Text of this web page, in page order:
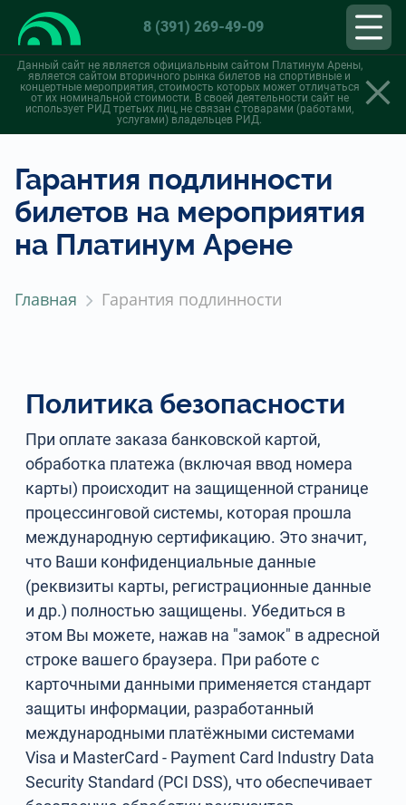
8 (391) 269-49-09
Данный сайт не является официальным сайтом Платинум Арены,
является сайтом вторичного рынка билетов на спортивные и
концертные мероприятия, стоимость которых может отличаться
от их номинальной стоимости. В своей деятельности сайт не
использует РИД третьих лиц, не связан с товарами (работами,
услугами) владельцев РИД.
Гарантия подлинности
билетов на мероприятия
на Платинум Арене
Главная Гарантия подлинности
Политика безопасности
При оплате заказа банковской картой,
обработка платежа (включая ввод номера
карты) происходит на защищенной странице
процессинговой системы, которая прошла
международную сертификацию. Это значит,
что Ваши конфиденциальные данные
(реквизиты карты, регистрационные данные
и др.) полностью защищены. Убедиться в
этом Вы можете, нажав на "замок" в адресной
строке вашего браузера. При работе с
карточными данными применяется стандарт
защиты информации, разработанный
международными платёжными системами
Visa и MasterCard - Payment Card Industry Data
Security Standard (PCI DSS), что обеспечивает